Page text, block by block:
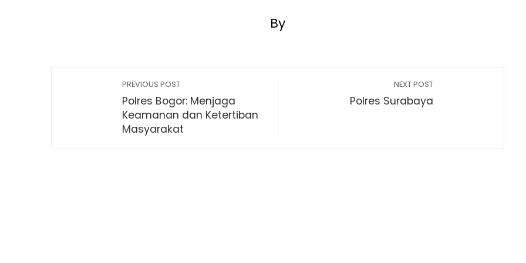
By
PREVIOUS POST
Polres Bogor: Menjaga
Keamanan dan Ketertiban
Masyarakat
NEXT POST
Polres Surabaya